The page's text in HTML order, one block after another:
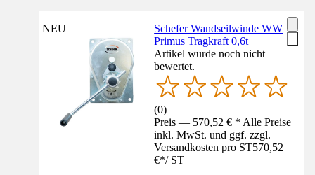
NEU
Schefer Wandseilwinde WW
Primus Tragkraft 0,6t
Artikel wurde noch nicht
bewertet.
(0)
Preis — 570,52 € * Alle Preise
inkl. MwSt. und ggf. zzgl.
Versandkosten pro ST570,52
€*/ ST